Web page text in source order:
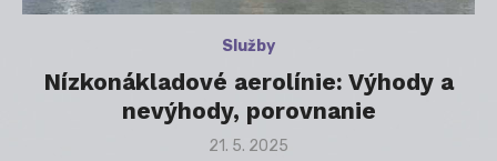
Služby
Nízkonákladové aerolínie: Výhody a
nevýhody, porovnanie
Posted
21. 5. 2025